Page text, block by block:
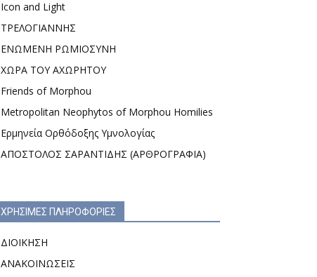
Icon and Light
ΤΡΕΛΟΓΙΑΝΝΗΣ
ΕΝΩΜΕΝΗ ΡΩΜΙΟΣΥΝΗ
ΧΩΡΑ ΤΟΥ ΑΧΩΡΗΤΟΥ
Friends of Morphou
Metropolitan Neophytos of Morphou Homilies
Ερμηνεία Ορθόδοξης Υμνολογίας
ΑΠΟΣΤΟΛΟΣ ΣΑΡΑΝΤΙΔΗΣ (ΑΡΘΡΟΓΡΑΦΙΑ)
ΧΡΗΣΙΜΕΣ ΠΛΗΡΟΦΟΡΙΕΣ
ΔΙΟΙΚΗΣΗ
ΑΝΑΚΟΙΝΩΣΕΙΣ